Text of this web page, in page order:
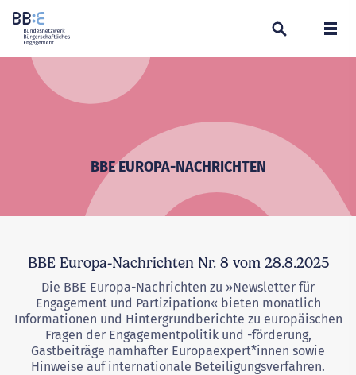
Suchen
BBE EUROPA-NACHRICHTEN
BBE Europa-Nachrichten Nr. 8 vom 28.8.2025
Die BBE Europa-Nachrichten zu »Newsletter für
Engagement und Partizipation« bieten monatlich
Informationen und Hintergrundberichte zu europäischen
Fragen der Engagementpolitik und -förderung,
Gastbeiträge namhafter Europaexpert*innen sowie
Hinweise auf internationale Beteiligungsverfahren.